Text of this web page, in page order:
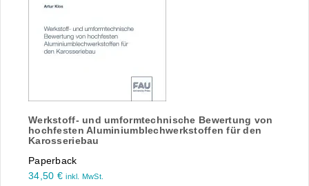
Werkstoff- und umformtechnische Bewertung von
hochfesten Aluminiumblechwerkstoffen für den
Karosseriebau
Paperback
34,50 € inkl. MwSt.